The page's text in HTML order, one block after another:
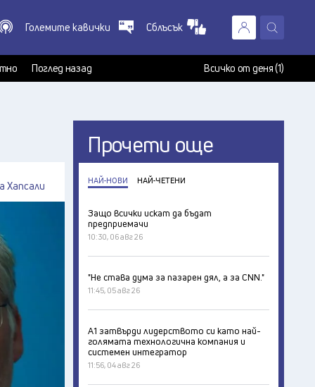
X
Големите кавички Сблъсък
Поглед назад Всичко от деня (1)
Хапсали
Прочети още
НАЙ-НОВИ НАЙ-ЧЕТЕНИ
Защо всички искат да бъдат
предприемачи
10:30, 06 авг 26
"Не става дума за пазарен дял, а за CNN."
11:45, 05 авг 26
А1 затвърди лидерството си като най-
голямата технологична компания и
системен интегратор
11:56, 04 авг 26